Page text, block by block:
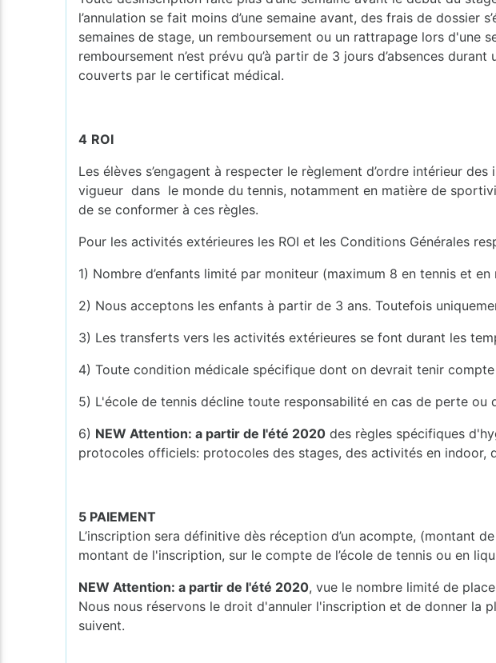
l’annulation se fait moins d’une semaine avant, des frais de dossier
semaines de stage, un remboursement ou un rattrapage lors d'une
remboursement n’est prévu qu’à partir de 3 jours d’absences
couverts par le certificat médical.
4 ROI
Les élèves s’engagent à respecter le règlement d’ordre intérieur
vigueur dans le monde du tennis, notamment en matière de
de se conformer à ces règles.
Pour les activités extérieures les ROI et les Conditions Générales
1) Nombre d’enfants limité par moniteur (maximum 8 en tennis et en
2) Nous acceptons les enfants à partir de 3 ans. Toutefois
3) Les transferts vers les activités extérieures se font durant les
4) Toute condition médicale spécifique dont on devrait tenir
5) L'école de tennis décline toute responsabilité en cas de perte
6) NEW Attention: a partir de l'été 2020 des règles spécifiques
protocoles officiels: protocoles des stages, des activités en indoor,
5 PAIEMENT
L’inscription sera définitive dès réception d’un acompte,
montant de l'inscription, sur le compte de l’école de tennis ou en
NEW Attention: a partir de l'été 2020, vue le nombre limité de
Nous nous réservons le droit d'annuler l'inscription et de donner la
suivent.